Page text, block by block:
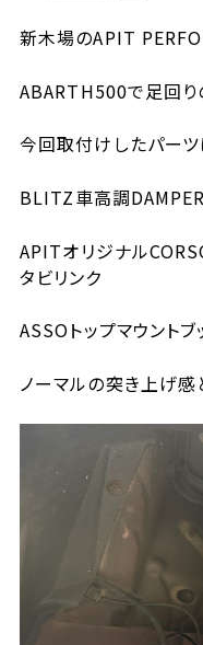
新木場のAPIT
ABARTH500で足回り
今回取付けしたパーツ
BLITZ車高調
APITオリジナル
タビリンク
ASSOトップマウントブ
ノーマルの突き上げ感